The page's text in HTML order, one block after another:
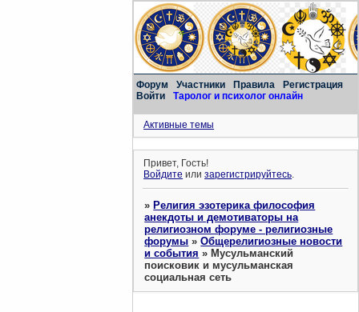
Форум Участники Правила
Регистрация
Войти
Таролог и психолог онлайн
Активные темы
Привет, Гость!
Войдите илизарегистрируйтесь.
»Религия эзотерика философия
анекдоты и демотиваторы на
религиозном форуме - религиозные
форумы »Общерелигиозные новости
и события »Мусульманский
поисковик и мусульманская
социальная сеть